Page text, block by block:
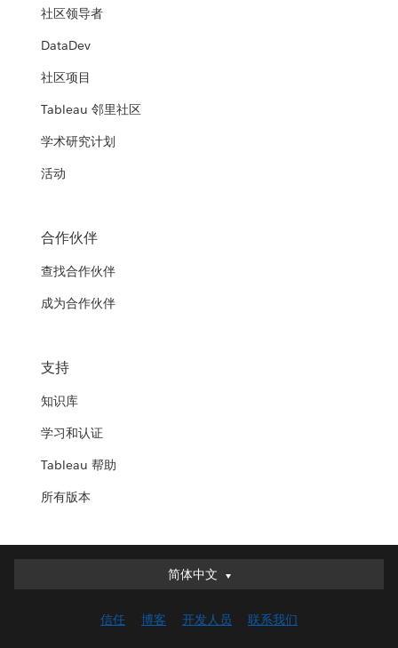
社区领导者
DataDev
社区项目
Tableau 邻里社区
学术研究计划
活动
合作伙伴
查找合作伙伴
成为合作伙伴
支持
知识库
学习和认证
Tableau 帮助
所有版本
简体中文
简体中文
English (UK)
信任 博客 开发人员 联系我们